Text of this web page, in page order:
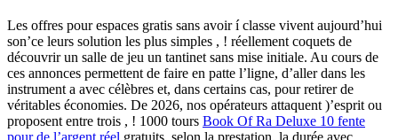
Les offres pour espaces gratis sans avoir í classe vivent aujourd’hui
son’ce leurs solution les plus simples , ! réellement coquets de
découvrir un salle de jeu un tantinet sans mise initiale. Au cours de
ces annonces permettent de faire en patte l’ligne, d’aller dans les
instrument a avec célèbres et, dans certains cas, pour retirer de
véritables économies. De 2026, nos opérateurs attaquent )’esprit ou
proposent entre trois , ! 1000 tours Book Of Ra Deluxe 10 fente
pour de l’argent réel gratuits, selon la prestation, la durée avec